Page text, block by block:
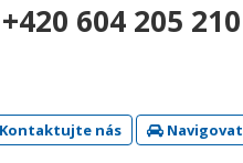
+420 604 205 210
Kontaktujte nás Navigovat